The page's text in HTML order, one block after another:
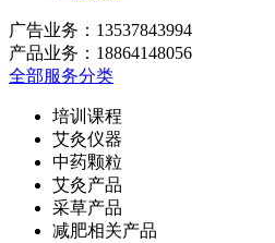
广告业务：13537843994
产品业务：18864148056
全部服务分类
培训课程
艾灸仪器
中药颗粒
艾灸产品
采草产品
减肥相关产品